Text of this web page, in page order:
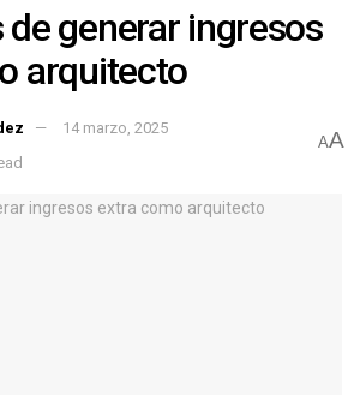
generar ingresos
arquitecto
14 marzo, 2025
AA